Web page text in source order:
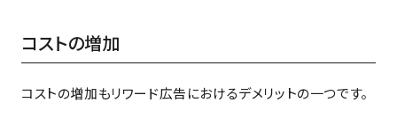
コストの増加
コストの増加もリワード広告におけるデメリットの一つです。